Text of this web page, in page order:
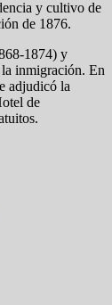
y cultivo de
de 1876.
1874) y
inmigración. En
adjudicó la
de